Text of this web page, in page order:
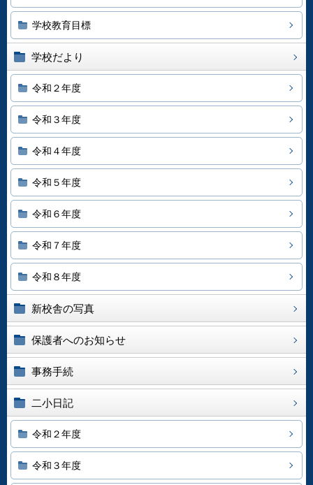
学校教育目標
学校だより
令和２年度
令和３年度
令和４年度
令和５年度
令和６年度
令和７年度
令和８年度
新校舎の写真
保護者へのお知らせ
事務手続
二小日記
令和２年度
令和３年度